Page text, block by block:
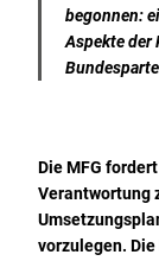
begonnen:
Aspekte
Die MFG
Verantwortung
vorzulegen.